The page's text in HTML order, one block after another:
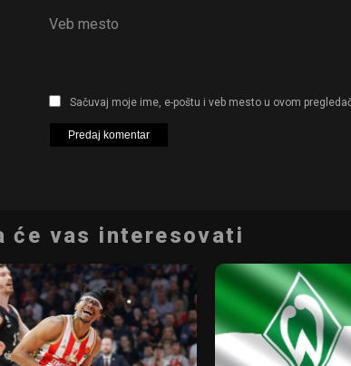
Veb mesto
Sačuvaj moje ime, e-poštu i veb mesto u ovom
će vas interesovati